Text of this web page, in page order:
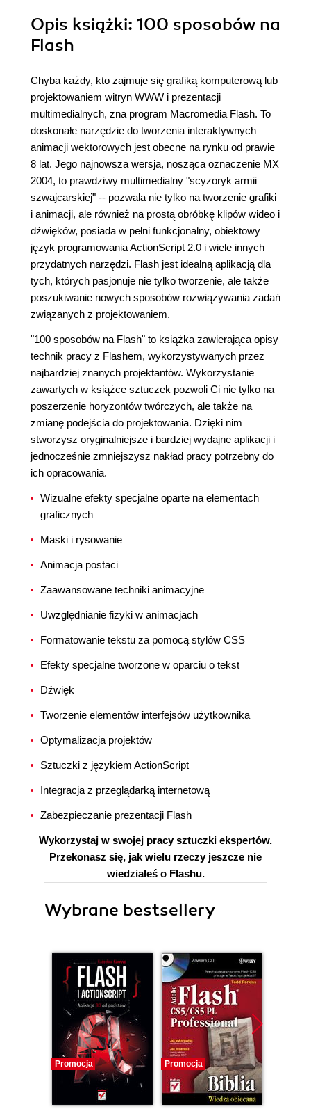
Opis książki: 100 sposobów na
Flash
Chyba każdy, kto zajmuje się grafiką komputerową lub
projektowaniem witryn WWW i prezentacji
multimedialnych, zna program Macromedia Flash. To
doskonałe narzędzie do tworzenia interaktywnych
animacji wektorowych jest obecne na rynku od prawie
8 lat. Jego najnowsza wersja, nosząca oznaczenie MX
2004, to prawdziwy multimedialny "scyzoryk armii
szwajcarskiej" -- pozwala nie tylko na tworzenie grafiki
i animacji, ale również na prostą obróbkę klipów wideo i
dźwięków, posiada w pełni funkcjonalny, obiektowy
język programowania ActionScript 2.0 i wiele innych
przydatnych narzędzi. Flash jest idealną aplikacją dla
tych, których pasjonuje nie tylko tworzenie, ale także
poszukiwanie nowych sposobów rozwiązywania zadań
związanych z projektowaniem.
"100 sposobów na Flash" to książka zawierająca opisy
technik pracy z Flashem, wykorzystywanych przez
najbardziej znanych projektantów. Wykorzystanie
zawartych w książce sztuczek pozwoli Ci nie tylko na
poszerzenie horyzontów twórczych, ale także na
zmianę podejścia do projektowania. Dzięki nim
stworzysz oryginalniejsze i bardziej wydajne aplikacji i
jednocześnie zmniejszysz nakład pracy potrzebny do
ich opracowania.
Wizualne efekty specjalne oparte na elementach
graficznych
Maski i rysowanie
Animacja postaci
Zaawansowane techniki animacyjne
Uwzględnianie fizyki w animacjach
Formatowanie tekstu za pomocą stylów CSS
Efekty specjalne tworzone w oparciu o tekst
Dźwięk
Tworzenie elementów interfejsów użytkownika
Optymalizacja projektów
Sztuczki z językiem ActionScript
Integracja z przeglądarką internetową
Zabezpieczanie prezentacji Flash
Wykorzystaj w swojej pracy sztuczki ekspertów.
Przekonasz się, jak wielu rzeczy jeszcze nie
wiedziałeś o Flashu.
Wybrane bestsellery
Promocja Promocja